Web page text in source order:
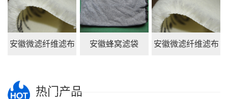
安徽微滤纤维滤布 安徽蜂窝滤袋 安徽微滤纤维滤布
热门产品